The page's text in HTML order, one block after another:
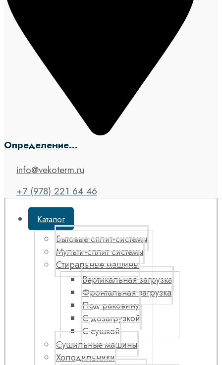
Определение...
info@vekoterm.ru
+7 (978) 221 64 46
Каталог
Бытовые сплит-системы
Мульти-сплит системы
Стиральные машины
Вертикальная загрузка
Фронтальная загрузка
Под раковину
С дозагрузкой
С сушкой
Сушильные машины
Холодильники